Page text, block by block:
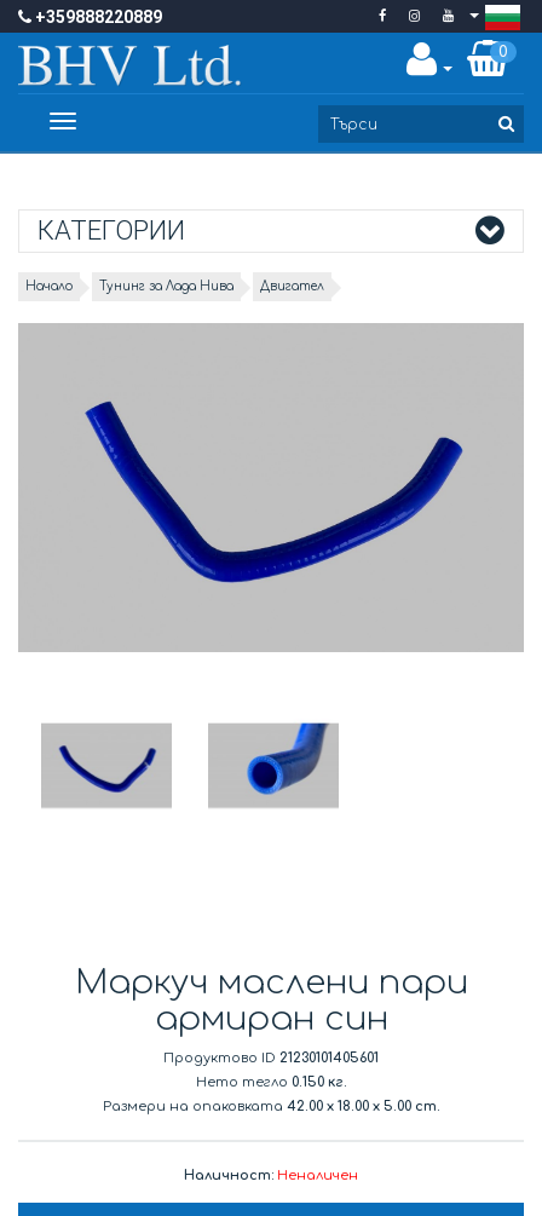
+359888220889
0
Toggle
КАТЕГОРИИ
Начало Тунинг за Лада Нива Двигател
Маркуч маслени пари
армиран син
Продуктово ID 21230101405601
Нето тегло 0.150 кг.
Размери на опаковката 42.00 x18.00 x5.00 cm.
Наличност: Неналичен